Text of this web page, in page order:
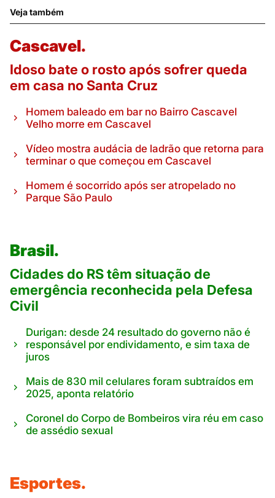
Veja também
Cascavel.
Idoso bate o rosto após sofrer queda
em casa no Santa Cruz
Homem baleado em bar no Bairro Cascavel
Velho morre em Cascavel
Vídeo mostra audácia de ladrão que retorna para
terminar o que começou em Cascavel
Homem é socorrido após ser atropelado no
Parque São Paulo
Brasil.
Cidades do RS têm situação de
emergência reconhecida pela Defesa
Civil
Durigan: desde 24 resultado do governo não é
responsável por endividamento, e sim taxa de
juros
Mais de 830 mil celulares foram subtraídos em
2025, aponta relatório
Coronel do Corpo de Bombeiros vira réu em caso
de assédio sexual
Esportes.